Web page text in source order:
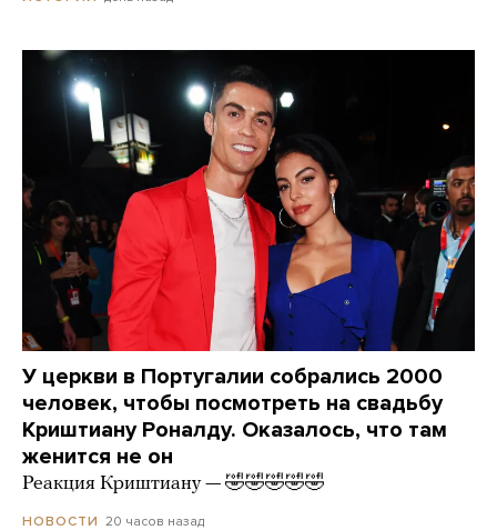
У церкви в Португалии собрались 2000
человек, чтобы посмотреть на свадьбу
Криштиану Роналду. Оказалось, что там
женится не он
Реакция Криштиану — 🤣🤣🤣🤣🤣
НОВОСТИ 20 часов назад